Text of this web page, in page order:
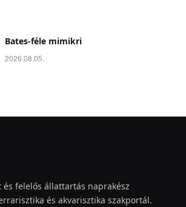
Bates-féle mimikri
2026.08.05.
és felelős állattartás naprakész
és akvarisztika szakportál.